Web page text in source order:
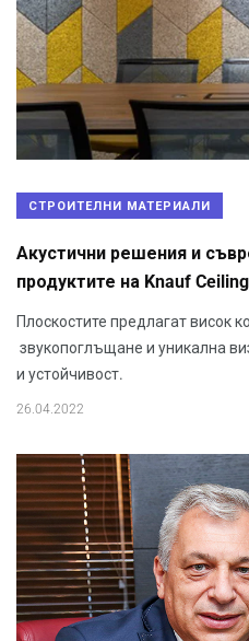
СТРОИТЕЛНИ МАТЕРИАЛИ
Акустични решения и
продуктите на Knauf
Плоскостите предлагат висок
звукопоглъщане и уникална
и устойчивост.
26.04.2022